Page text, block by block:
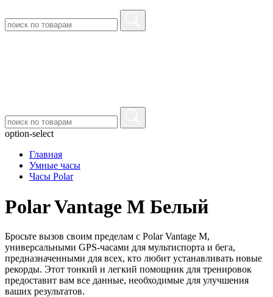
option-select
Главная
Умные часы
Часы Polar
Polar Vantage M Белый
Бросьте вызов своим пределам с Polar Vantage M,
универсальными GPS-часами для мультиспорта и бега,
предназначенными для всех, кто любит устанавливать новые
рекорды. Этот тонкий и легкий помощник для тренировок
предоставит вам все данные, необходимые для улучшения
ваших результатов.